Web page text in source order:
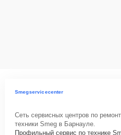
Smegservicecenter
Сеть сервисных центров по
техники Smeg в Барнауле.
Профильный сервис по технике